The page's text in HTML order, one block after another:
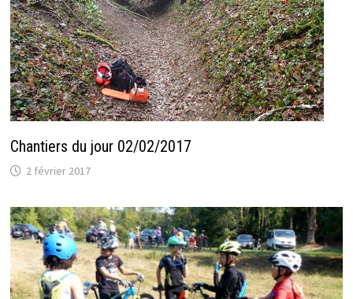
Chantiers du jour 02/02/2017
2 février 2017